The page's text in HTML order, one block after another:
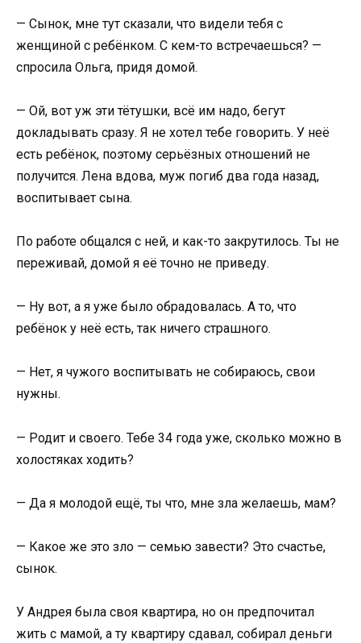
— Сынок, мне тут сказали, что видели тебя с
женщиной с ребёнком. С кем-то встречаешься? —
спросила Ольга, придя домой.
— Ой, вот уж эти тётушки, всё им надо, бегут
докладывать сразу. Я не хотел тебе говорить. У неё
есть ребёнок, поэтому серьёзных отношений не
получится. Лена вдова, муж погиб два года назад,
воспитывает сына.
По работе общался с ней, и как-то закрутилось. Ты не
переживай, домой я её точно не приведу.
— Ну вот, а я уже было обрадовалась. А то, что
ребёнок у неё есть, так ничего страшного.
— Нет, я чужого воспитывать не собираюсь, свои
нужны.
— Родит и своего. Тебе 34 года уже, сколько можно в
холостяках ходить?
— Да я молодой ещё, ты что, мне зла желаешь, мам?
— Какое же это зло — семью завести? Это счастье,
сынок.
У Андрея была своя квартира, но он предпочитал
жить с мамой, а ту квартиру сдавал, собирал деньги